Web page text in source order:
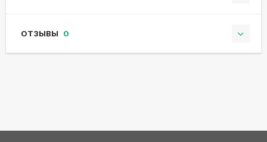
ОТЗЫВЫ 0